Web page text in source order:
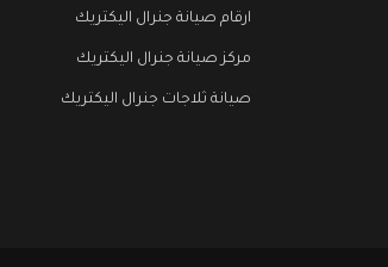
ارقام صيانة جنرال اليكتريك
مركز صيانة جنرال اليكتريك
صيانة ثلاجات جنرال اليكتريك